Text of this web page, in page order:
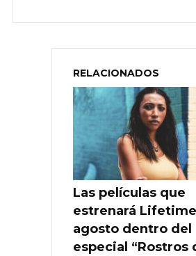
RELACIONADOS
Las películas que
estrenará
agosto dentro del
especial “Rostros